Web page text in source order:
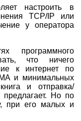
настроить в
TCP/IP или
у оператора
программного
что ничего
к интернет по
и минимальных
и отправка/
Но по
при его малых и